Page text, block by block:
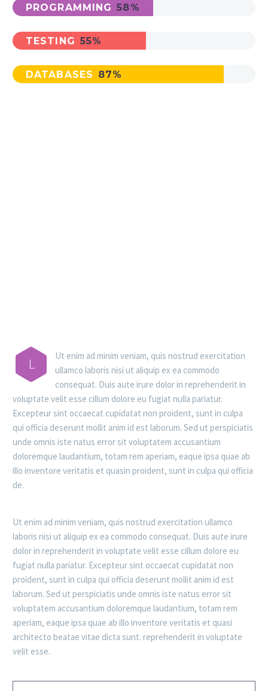
PROGRAMMING 58%
TESTING 55%
DATABASES 87%
L
Ut enim ad minim veniam, quis nostrud exercitation
ullamco laboris nisi ut aliquip ex ea commodo
consequat. Duis aute irure dolor in reprehenderit in
voluptate velit esse cillum dolore eu fugiat nulla pariatur.
Excepteur sint occaecat cupidatat non proident, sunt in culpa
qui officia deserunt mollit anim id est laborum. Sed ut perspiciatis
unde omnis iste natus error sit voluptatem accusantium
doloremque laudantium, totam rem aperiam, eaque ipsa quae ab
illo inventore veritatis et quasin proident, sunt in culpa qui officia
de.
Ut enim ad minim veniam, quis nostrud exercitation ullamco
laboris nisi ut aliquip ex ea commodo consequat. Duis aute irure
dolor in reprehenderit in voluptate velit esse cillum dolore eu
fugiat nulla pariatur. Excepteur sint occaecat cupidatat non
proident, sunt in culpa qui officia deserunt mollit anim id est
laborum. Sed ut perspiciatis unde omnis iste natus error sit
voluptatem accusantium doloremque laudantium, totam rem
aperiam, eaque ipsa quae ab illo inventore veritatis et quasi
architecto beatae vitae dicta sunt. reprehenderit in voluptate
velit esse.